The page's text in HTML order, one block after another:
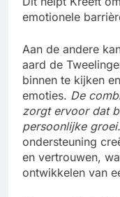
emotionele
Aan de andere
aard de
binnen te kijken
emoties. De
zorgt ervoor dat
persoonlijke groei.
ondersteuning
en vertrouwen,
ontwikkelen van